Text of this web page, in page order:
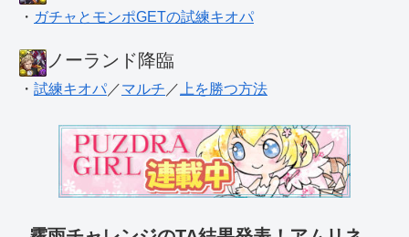
・ ガチャとモンポGETの試練キオパ
ノーランド降臨
・ 試練キオパ ／マルチ ／ 上を勝つ方法